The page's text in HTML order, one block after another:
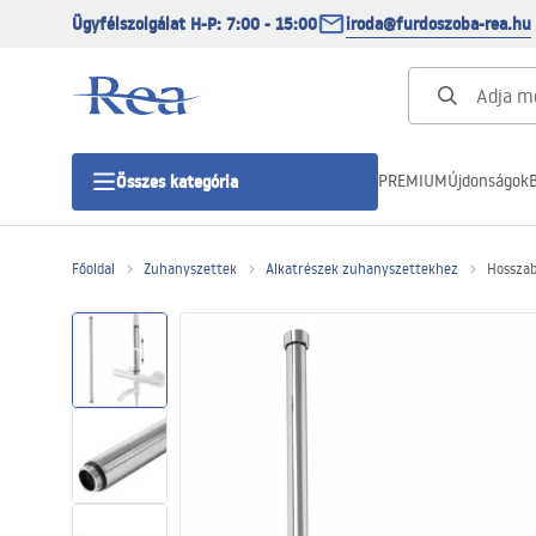
Ügyfélszolgálat H-P: 7:00 - 15:00 iroda@furdoszoba-rea.hu
Összes kategória
Zuhanyajtó
Zuhanytálcák
Zuhanylefolyók
PREMIUMÚjdonságok
Főoldal Zuhanyszettek Alkatrészek zuhanyszettekhez